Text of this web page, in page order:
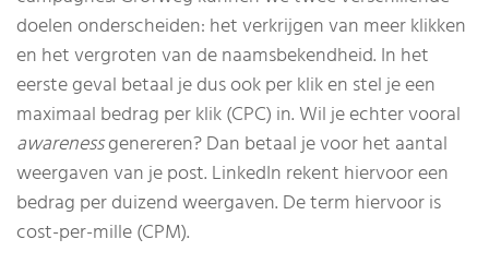
doelen onderscheiden: het verkrijgen van meer klikken
en het vergroten van de naamsbekendheid. In het
eerste geval betaal je dus ook per klik en stel je een
maximaal bedrag per klik (CPC) in. Wil je echter vooral
awarenessgenereren? Dan betaal je voor het aantal
weergaven van je post. LinkedIn rekent hiervoor een
bedrag per duizend weergaven. De term hiervoor is
cost-per-mille (CPM).